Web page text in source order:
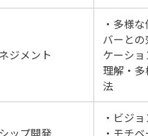
ジメント
・多様
バーと
ケーシ
理解・
法
ップ開発
・ビジ
・モチ